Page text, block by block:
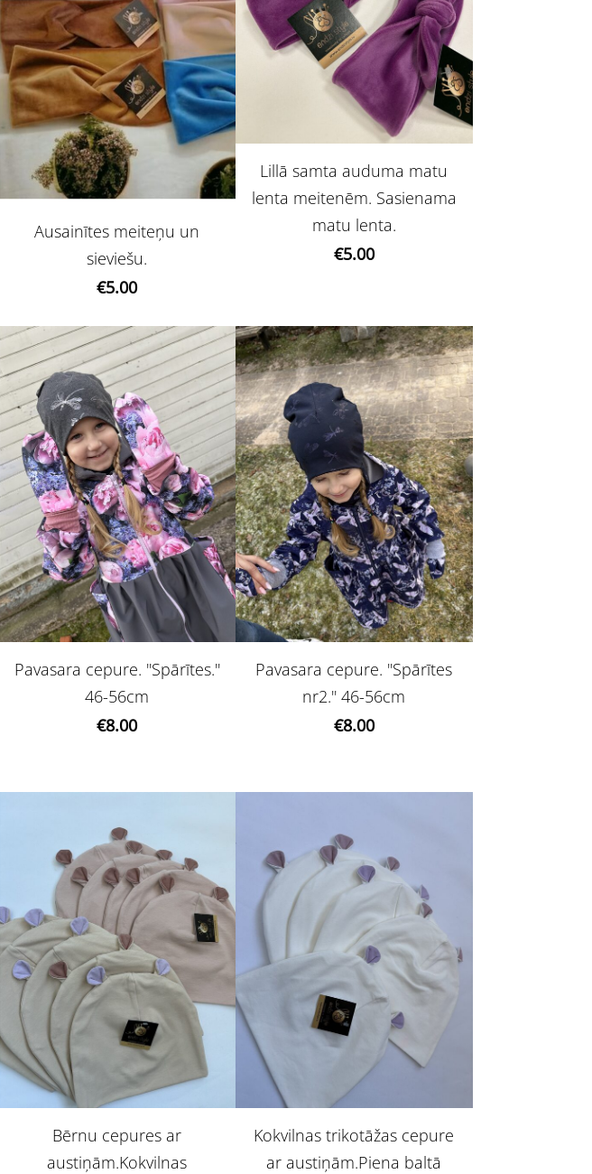
Ausainītes meiteņu un
sieviešu.
€5.00
Lillā samta auduma matu
lenta meitenēm. Sasienama
matu lenta.
€5.00
Pavasara cepure. ''Spārītes.''
46-56cm
€8.00
Pavasara cepure. ''Spārītes
nr2.'' 46-56cm
€8.00
Bērnu cepures ar
austiņām.Kokvilnas
Kokvilnas trikotāžas cepure
ar austiņām.Piena baltā